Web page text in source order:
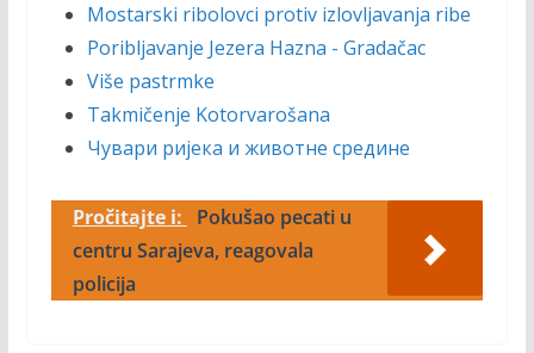
Mostarski ribolovci protiv izlovljavanja ribe
Poribljavanje Jezera Hazna - Gradačac
Više pastrmke
Takmičenje Kotorvarošana
Чувари ријека и животне средине
Pročitajte i:
Pokušao pecati u
centru Sarajeva, reagovala
policija